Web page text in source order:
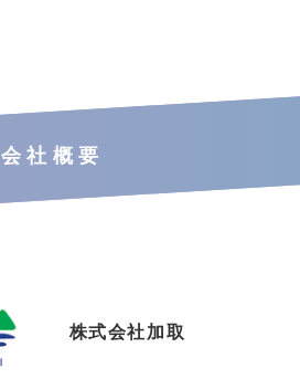
会社概要
株式会社加取